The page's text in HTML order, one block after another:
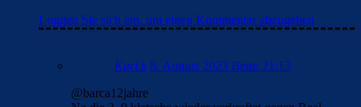
Loggen Sie sich ein, um einen Kommentar abzugeben
Karl.k 8. August 2023 Beim 21:13
@barca12jahre